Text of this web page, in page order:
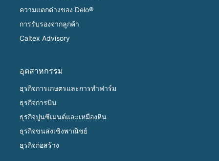
ความแตกต่างของ Delo®
การรับรองจากลูกค้า
Caltex Advisory
อุตสาหกรรม
ธุรกิจการเกษตรและการทำฟาร์ม
ธุรกิจการบิน
ธุรกิจปูนซีเมนต์และเหมืองหิน
ธุรกิจขนส่งเชิงพาณิชย์
ธุรกิจก่อสร้าง